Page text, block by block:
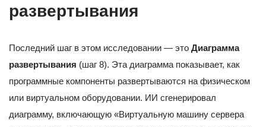
развертывания
Последний шаг в этом исследовании — это Диаграмма
развертывания (шаг 8). Эта диаграмма показывает, как
программные компоненты развертываются на физическом
или виртуальном оборудовании. ИИ сгенерировал
диаграмму, включающую «Виртуальную машину сервера